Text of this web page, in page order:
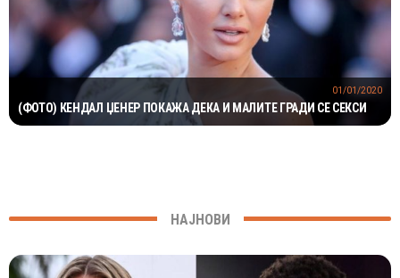
(ФОТО) КЕНДАЛ ЏЕНЕР ПОКАЖА ДЕКА И МАЛИТЕ ГРАДИ СЕ СЕКСИ
01/01/2020
НАЈНОВИ